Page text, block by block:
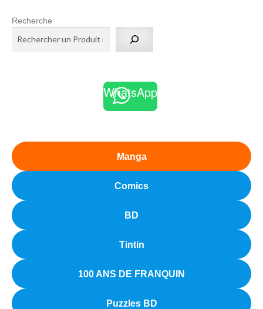
Recherche
WhatsApp
Manga
Comics
BD
Tintin
100 ANS DE FRANQUIN
Puzzles BD